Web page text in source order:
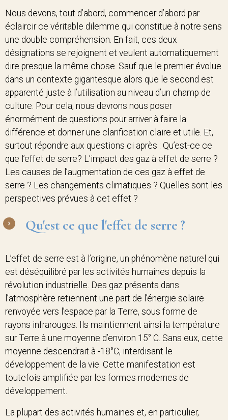
Nous devons, tout d’abord, commencer d’abord par
éclaircir ce véritable dilemme qui constitue à notre sens
une double compréhension. En fait, ces deux
désignations se rejoignent et veulent automatiquement
dire presque la même chose. Sauf que le premier évolue
dans un contexte gigantesque alors que le second est
apparenté juste à l’utilisation au niveau d’un champ de
culture. Pour cela, nous devrons nous poser
énormément de questions pour arriver à faire la
différence et donner une clarification claire et utile. Et,
surtout répondre aux questions ci après : Qu’est-ce ce
que l’effet de serre? L’impact des gaz à effet de serre ?
Les causes de l’augmentation de ces gaz à effet de
serre ? Les changements climatiques ? Quelles sont les
perspectives prévues à cet effet ?
Qu'est ce que l'effet de serre ?
L’effet de serre est à l’origine, un phénomène naturel qui
est déséquilibré par les activités humaines depuis la
révolution industrielle. Des gaz présents dans
l’atmosphère retiennent une part de l’énergie solaire
renvoyée vers l’espace par la Terre, sous forme de
rayons infrarouges. Ils maintiennent ainsi la température
sur Terre à une moyenne d’environ 15° C. Sans eux, cette
moyenne descendrait à -18°C, interdisant le
développement de la vie. Cette manifestation est
toutefois amplifiée par les formes modernes de
développement.
La plupart des activités humaines et, en particulier,